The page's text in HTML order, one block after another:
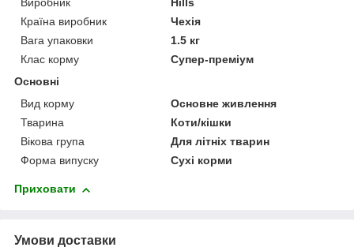
Виробник
Hills
Країна виробник
Чехія
Вага упаковки
1.5 кг
Клас корму
Супер-преміум
Основні
Вид корму
Основне живлення
Тварина
Коти/кішки
Вікова група
Для літніх тварин
Форма випуску
Сухі корми
Приховати
Умови доставки